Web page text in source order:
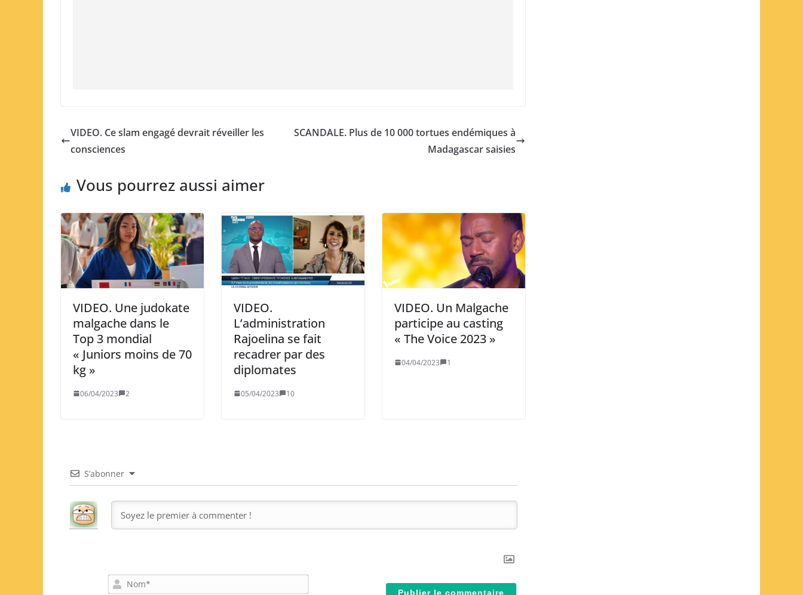
VIDEO. Ce slam engagé devrait réveiller les
consciences
SCANDALE. Plus de 10 000 tortues endémiques à
Madagascar saisies
Vous pourrez aussi aimer
VIDEO. Une judokate
malgache dans le
Top 3 mondial
« Juniors moins de 70
kg »
06/04/2023 2
VIDEO.
L’administration
Rajoelina se fait
recadrer par des
diplomates
05/04/2023 10
VIDEO. Un Malgache
participe au casting
« The Voice 2023 »
04/04/2023 1
S’abonner
N